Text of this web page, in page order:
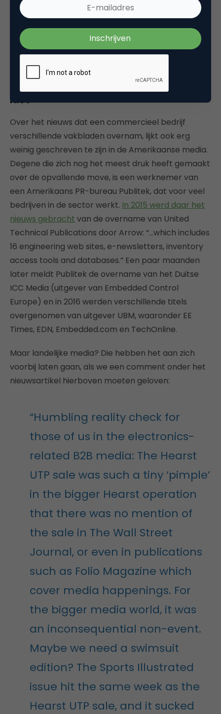
as PCBWeb,Schematics.com
andOrderPCBs.com, and
creative services.”
PR-bureau maakt zich druk, media
niet
Over het nieuws dat een commercieel bedrijf
verschillende vakbladen overnam, lijkt ook erg
weinig geschreven te zijn in de Amerikaanse media.
Degene die zich nog het meest druk heeft gemaakt
over de opvallende move, is een werknemer van
een Amerikaans PR-bureau Publitek, dat voor veel
bedrijven in de sector werkt. In 2015 werd daar het
nieuws gebracht van de overname van United
Technical Publications door Arrow: “…which includes
16 engineering web sites, e-newsletters, inventory
access tools and databases.” Een paar maanden
later meldt Publitek de overname van het Duitse
ICC Media (uitgever van Embedded Control
Europe) en in 2016 werden verschillende titels
overgenomen van uitgever UBM, waaronder EE
Times, EDN, Embedded.com en TechOnline.
Maar landelijke media? Die hebben het aan zich
voorbij laten gaan, als we een comment onder het
nieuwsartikel hierboven moeten geloven:
“Humbling reality check for
those of us in the electronics-
related B2B media: The Hearst
UTP sale was such a tiny ‘pimple’
in the bigger Hearst operation
that there was no mention of
the sale in The Wall Street
Journal, or even in publications
such as Folio Magazine which
cover media happenings. For
the bigger media world, it was
an inconsequential non-event.
Maybe we need a swimsuit
edition? The Sports Illustrated
issue hit the same week as the
Hearst UTP sale, and it sucked